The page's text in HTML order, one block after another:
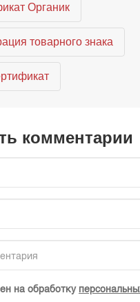
Органик
товарного знака
комментарии
на обработку